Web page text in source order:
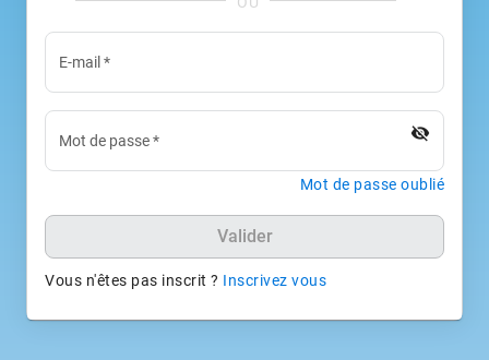
E-mail *
Mot de passe* visibility_off
Mot de passe oublié
Valider
Vous n'êtes pas inscrit ? Inscrivez vous